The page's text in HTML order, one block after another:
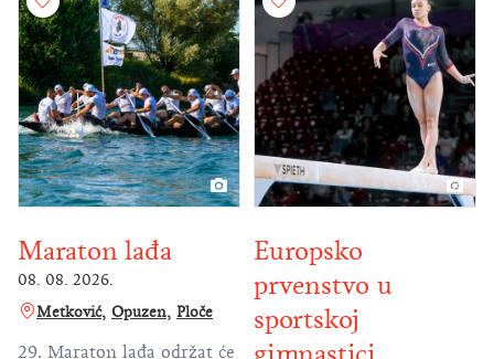
Maraton lađa
08. 08. 2026.
Metković Opuzen Ploče
29. Maraton lađa održat će
Europsko
prvenstvo u
sportskoj